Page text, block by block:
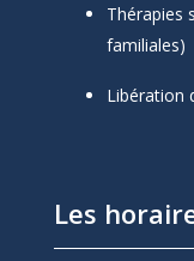
Thérapies
familiales)
Libération
Les